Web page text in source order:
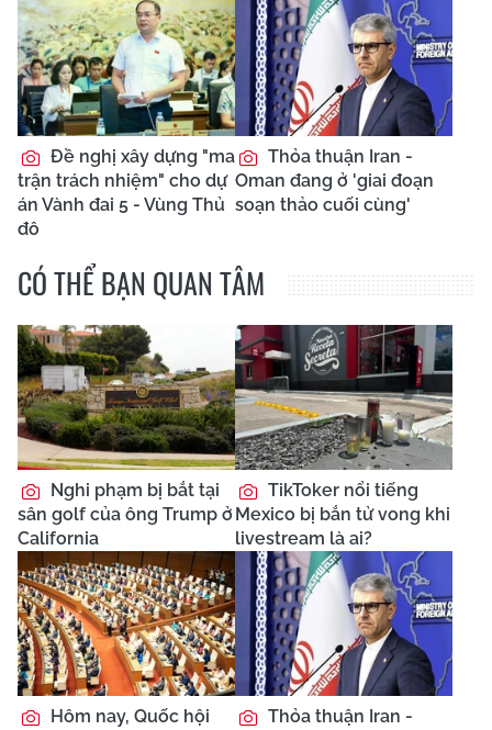
Đề nghị xây dựng "ma
trận trách nhiệm" cho dự
án Vành đai 5 - Vùng Thủ
đô
Thỏa thuận Iran -
Oman đang ở 'giai đoạn
soạn thảo cuối cùng'
CÓ THỂ BẠN QUAN TÂM
Nghi phạm bị bắt tại
sân golf của ông Trump ở
California
TikToker nổi tiếng
Mexico bị bắn tử vong khi
livestream là ai?
Hôm nay, Quốc hội
Thỏa thuận Iran -